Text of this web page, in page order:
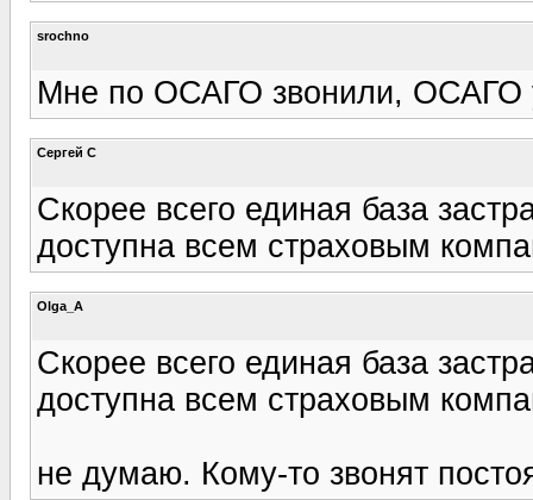
srochno
Мне по ОСАГО звонили, ОСАГО
Сергей С
Скорее всего единая база
доступна всем страховым
Olga_A
Скорее всего единая база
доступна всем страховым
не думаю. Кому-то звонят